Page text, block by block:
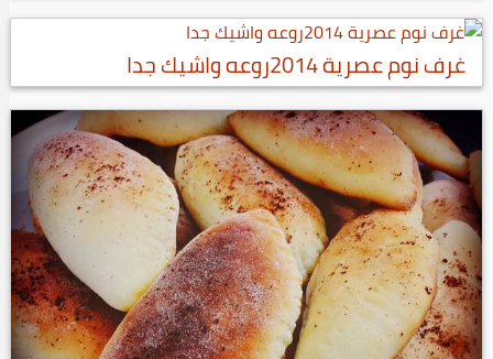
غرف نوم عصرية 2014روعه واشيك جدا